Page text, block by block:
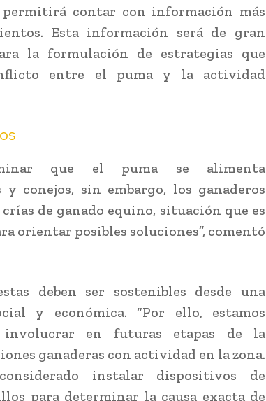
permitirá contar con información más
Esta información será de gran
la formulación de estrategias que
entre el puma y la actividad
que el puma se alimenta
conejos, sin embargo, los ganaderos
de ganado equino, situación que es
orientar posibles soluciones”, comentó
deben ser sostenibles desde una
y económica. “Por ello, estamos
involucrar en futuras etapas de la
ganaderas con actividad en la zona.
instalar dispositivos de
para determinar la causa exacta de